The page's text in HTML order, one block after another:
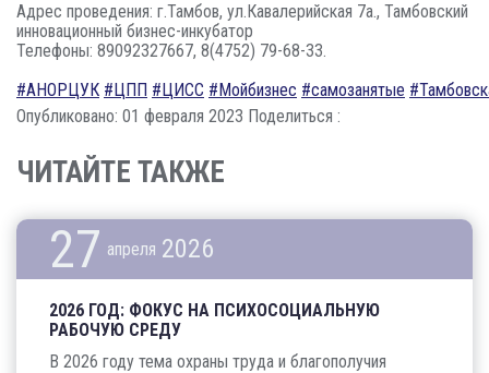
Адрес проведения: г.Тамбов, ул.Кавалерийская 7а., Тамбовский
инновационный бизнес-инкубатор
Телефоны: 89092327667, 8(4752) 79-68-33.
#АНОРЦУК #ЦПП #ЦИСС #Мойбизнес #самозанятые
Опубликовано: 01 февраля 2023 Поделиться :
ЧИТАЙТЕ ТАКЖЕ
27 апреля 2026
2026 ГОД: ФОКУС НА ПСИХОСОЦИАЛЬНУЮ
РАБОЧУЮ СРЕДУ
В 2026 году тема охраны труда и благополучия